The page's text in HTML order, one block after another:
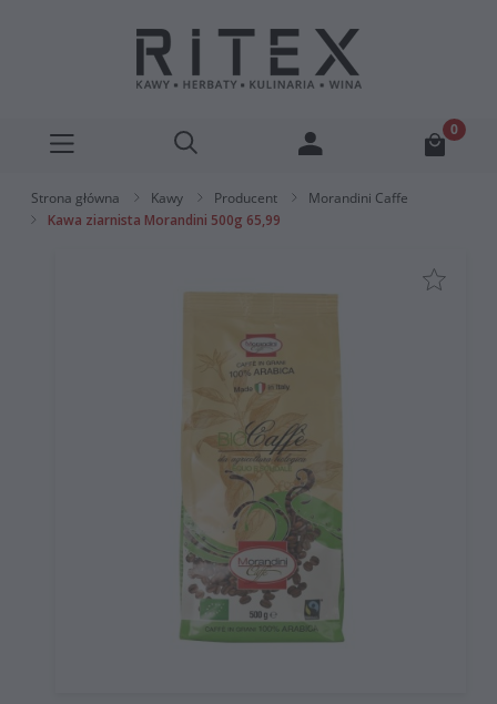
Strona główna Kawy Producent
Morandini Caffe
Kawa ziarnista Morandini 500g 65,99